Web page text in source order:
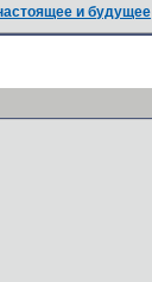
и будущее